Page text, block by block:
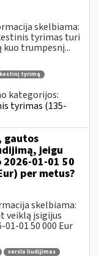
skelbiama:
tyrimas turi
trumpesnį...
tyrimą
kategorijos:
tyrimas (135-
gautos
jeigu
01-01 50
per metus?
skelbiama:
veiklą įsigijus
01 50 000 Eur
verslo liudijimas